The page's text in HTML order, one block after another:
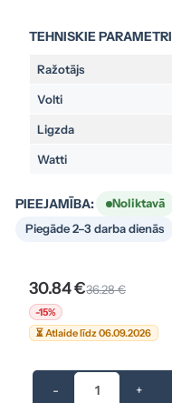
TEHNISKIE PARAMETRI
Ražotājs
Volti
Ligzda
Watti
PIEEJAMĪBA:
Noliktavā
Piegāde 2–3 darba dienās
30.84 €36.28 €
-15%
⏳ Atlaide līdz 06.09.2026
- +